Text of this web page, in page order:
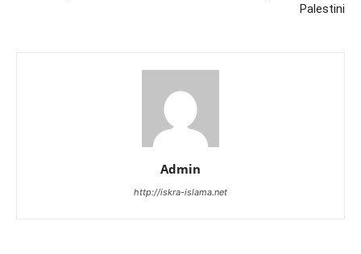
Palestini
Admin
http://iskra-islama.net